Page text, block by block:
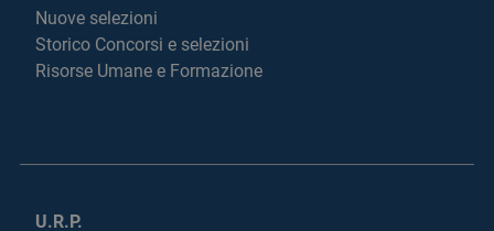
Nuove selezioni
Storico Concorsi e selezioni
Risorse Umane e Formazione
U.R.P.